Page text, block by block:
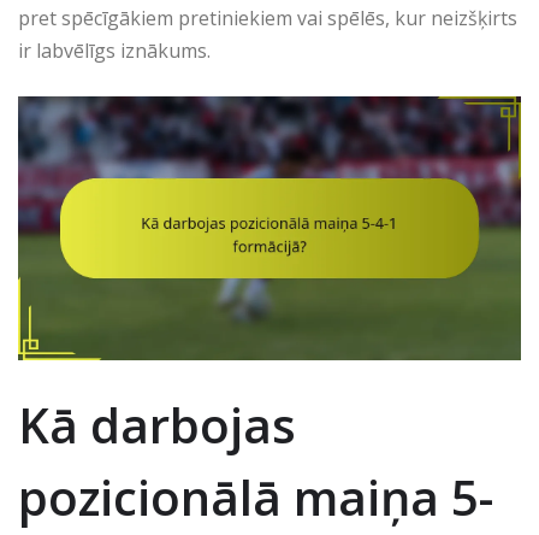
pret spēcīgākiem pretiniekiem vai spēlēs, kur neizšķirts
ir labvēlīgs iznākums.
Kā darbojas
pozicionālā maiņa 5-